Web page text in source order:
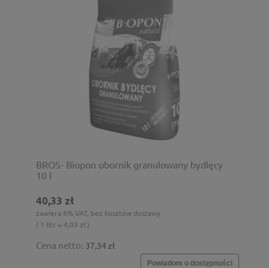
BROS- Biopon obornik granulowany bydlęcy
10 l
40,33 zł
zawiera 8% VAT, bez kosztów dostawy
( 1 litr = 4,03 zł )
Cena netto: 37,34 zł
Powiadom o dostępności